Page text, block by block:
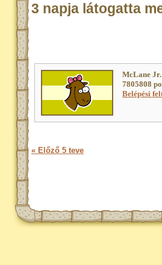
3 napja látogatta
McLane
7805808
Belépési
« Előző 5 teve